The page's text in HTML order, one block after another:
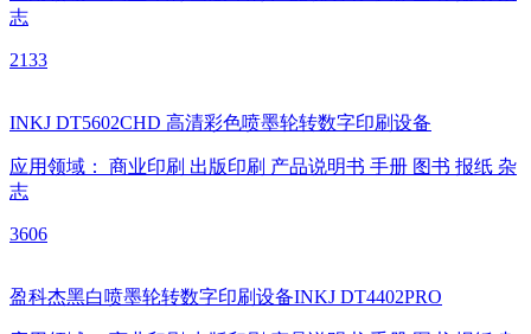
志
2133
INKJ DT5602CHD 高清彩色喷墨轮转数字印刷设备
应用领域： 商业印刷 出版印刷 产品说明书 手册 图书 报纸 杂
志
3606
盈科杰黑白喷墨轮转数字印刷设备INKJ DT4402PRO